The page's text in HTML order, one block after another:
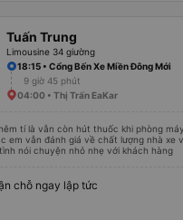
Tuấn Trung
Limousine 34 giường
18:15 • Cổng Bến Xe Miền Đông Mới
9 giờ 45 phút
04:00 • Thị Trấn EaKar
tí là vẫn còn hút thuốc khi phòng
vụ
nói chuyện nhỏ nhẹ với khách hàng
chỗ ngay lập tức